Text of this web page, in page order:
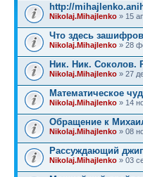
http://
Nikolaj.Mihajlenko » 15
Что здесь
Nikolaj.Mihajlenko » 28
Ник. Ник. Соколов.
Nikolaj.Mihajlenko » 27
Математическое
Nikolaj.Mihajlenko » 14
Обращение к
Nikolaj.Mihajlenko » 08
Рассуждающий
Nikolaj.Mihajlenko » 03